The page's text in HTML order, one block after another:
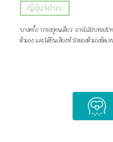
อย่างแท้จริง
ญี่ปุ่นจิปาถะ
บางครั้ง ’การอยู่คนเดียว‘ อาจไม่ใช่บทลง
ตัวเอง และได้ยินเสียงหัวใจของตัวเองชัดเ